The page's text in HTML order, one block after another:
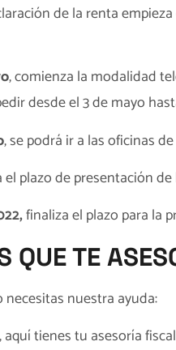
de la renta
, comienza la modalidad
desde el 3 de mayo
, se podrá ir a las oficinas
el plazo de presentación
finaliza el plazo para la
QUE TE
nuestra ayuda:
aquí tienes tu asesoría